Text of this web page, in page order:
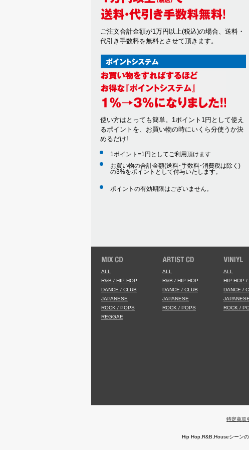
ご注文合計金額が1万円以上(税込)の場合、送料・
代引き手数料を無料とさせて頂きます。
使い方はとっても簡単。1ポイント1円として使え
るポイントを、お買い物の時にいくら分使うか決
めるだけ!
1ポイント=1円としてご利用頂けます
お買い物の合計金額(送料･手数料･消費税は除く)
の3%をポイントとして付与いたします。
ポイントの有効期限はございません。
ALL
R&B / HIP HOP
DANCE / CLUB
JAPANESE
ROCK / POPS
REGGAE
ALL
R&B / HIP HOP
DANCE / CLUB
JAPANESE
ROCK / POPS
ALL
HIP HOP /
DANCE /
ROCK /
特定商取
Hip Hop,R&B,Houseシーン